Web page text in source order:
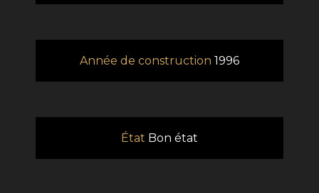
Année de construction 1996
État Bon état